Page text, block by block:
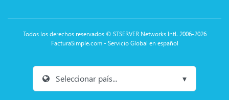
Todos los derechos reservados © STSERVER Networks Intl. 2006-2026
FacturaSimple.com - Servicio Global en español
Seleccionar país... ▾